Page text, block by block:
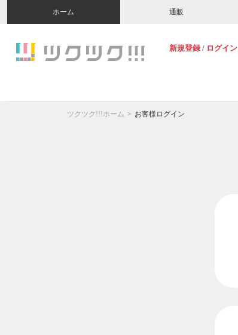
ホーム 通販
新規登録 / ログイン
ツクツク!!!ホーム お客様ログイン